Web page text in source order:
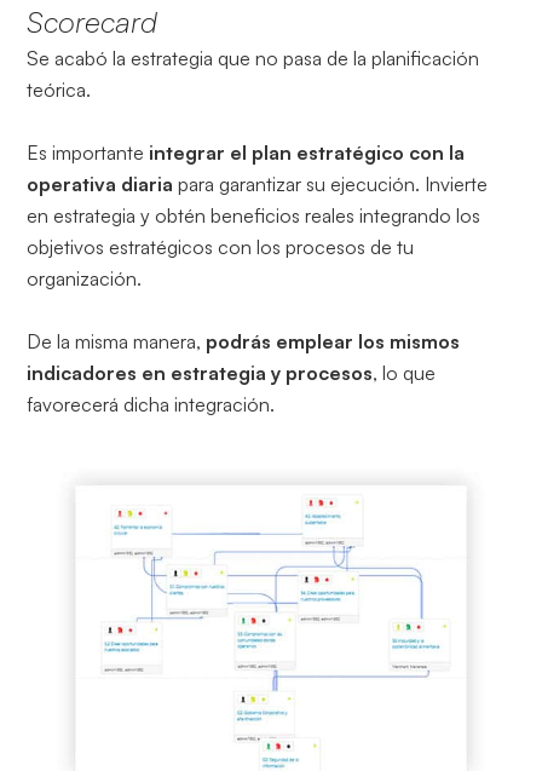
Scorecard
Se acabó la estrategia que no pasa de la planificación
teórica.
Es importante integrar el plan estratégico con la
operativa diaria para garantizar su ejecución. Invierte
en estrategia y obtén beneficios reales integrando los
objetivos estratégicos con los procesos de tu
organización.
De la misma manera, podrás emplear los mismos
indicadores en estrategia y procesos, lo que
favorecerá dicha integración.